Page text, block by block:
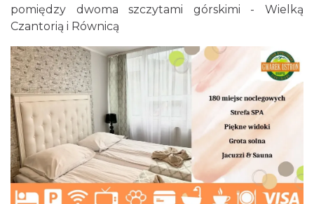
pomiędzy dwoma szczytami górskimi - Wielką
Czantorią i Równicą